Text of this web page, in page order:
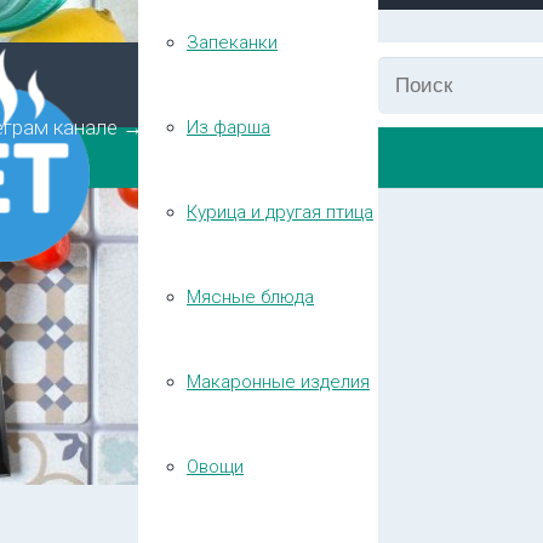
Запеканки
Из фарша
Курица и другая птица
Мясные блюда
Макаронные изделия
Овощи
канале →